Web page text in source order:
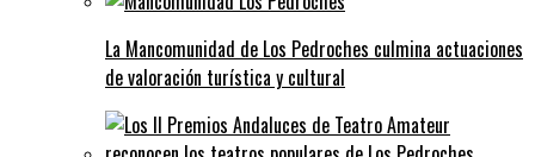
La Mancomunidad de Los Pedroches culmina actuaciones
de valoración turística y cultural